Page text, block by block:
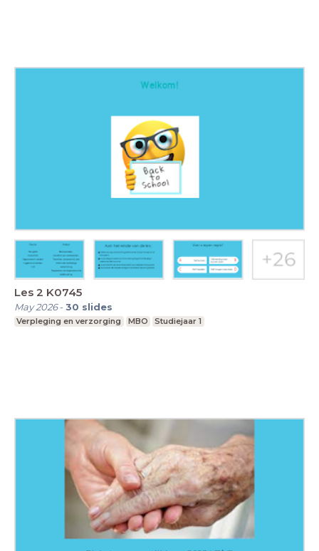
Les 2 K0745
May 2026-30 slides
Verpleging en verzorging MBO Studiejaar 1